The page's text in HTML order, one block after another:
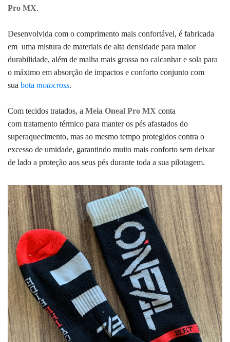
Pro MX.
Desenvolvida com o comprimento mais confortável, é fabricada
em uma mistura de materiais de alta densidade para maior
durabilidade, além de malha mais grossa no calcanhar e sola para
o máximo em absorção de impactos e conforto conjunto com
sua bota motocross.
Com tecidos tratados, a Meia Oneal Pro MX conta
com tratamento térmico para manter os pés afastados do
superaquecimento, mas ao mesmo tempo protegidos contra o
excesso de umidade, garantindo muito mais conforto sem deixar
de lado a proteção aos seus pés durante toda a sua pilotagem.